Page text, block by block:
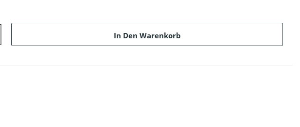
In Den Warenkorb